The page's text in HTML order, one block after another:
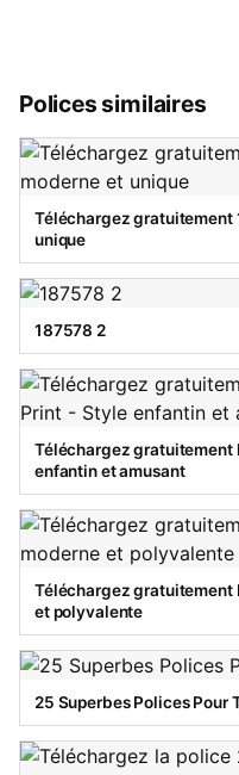
Polices similaires
Téléchargez gratuitement
unique
187578 2
Téléchargez gratuitement
enfantin et amusant
Téléchargez gratuitement
et polyvalente
25 Superbes Polices Pour